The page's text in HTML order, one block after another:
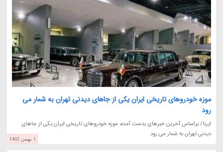
موزه خودروهای تاریخی ایران یکی از جاهای دیدنی تهران به شمار می
رود
ایرنا/ براساس آخرین خبرهای بدست آمده، موزه خودروهای تاریخی ایران یکی از جاهای
دیدنی تهران به شمار می رود.
1 بهمن 1402